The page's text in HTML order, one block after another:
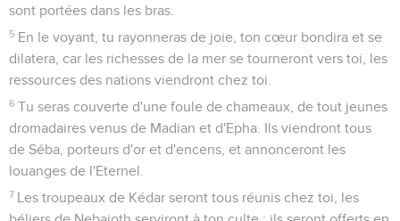
sont portées dans les bras.
5 En le voyant, tu rayonneras de joie, ton cœur bondira et se
dilatera, car les richesses de la mer se tourneront vers toi, les
ressources des nations viendront chez toi.
6 Tu seras couverte d'une foule de chameaux, de tout jeunes
dromadaires venus de Madian et d'Epha. Ils viendront tous
de Séba, porteurs d'or et d'encens, et annonceront les
louanges de l'Eternel.
7 Les troupeaux de Kédar seront tous réunis chez toi, les